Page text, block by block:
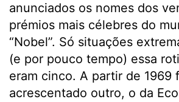
anunciados os nomes dos
prémios mais célebres do
“Nobel”. Só situações
(e por pouco tempo) essa
eram cinco. A partir de 1969
acrescentado outro, o da